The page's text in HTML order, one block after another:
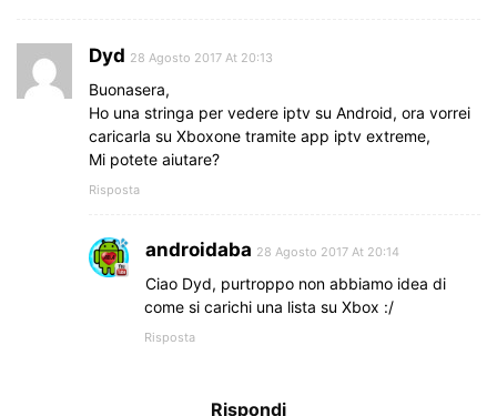
Dyd 28 Agosto 2017 At 20:13
Buonasera,
Ho una stringa per vedere iptv su Android, ora vorrei
caricarla su Xboxone tramite app iptv extreme,
Mi potete aiutare?
Risposta
androidaba 28 Agosto 2017 At 20:14
Ciao Dyd, purtroppo non abbiamo idea di
come si carichi una lista su Xbox :/
Risposta
Rispondi